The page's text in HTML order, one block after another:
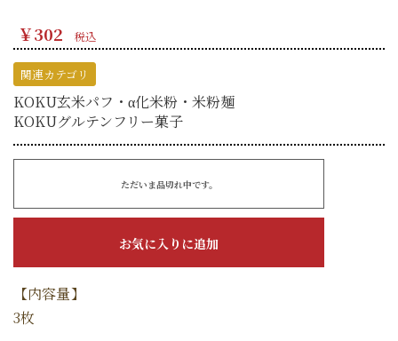
￥302 税込
関連カテゴリ
KOKU玄米パフ・α化米粉・米粉麺
KOKUグルテンフリー菓子
ただいま品切れ中です。
お気に入りに追加
【内容量】
3枚